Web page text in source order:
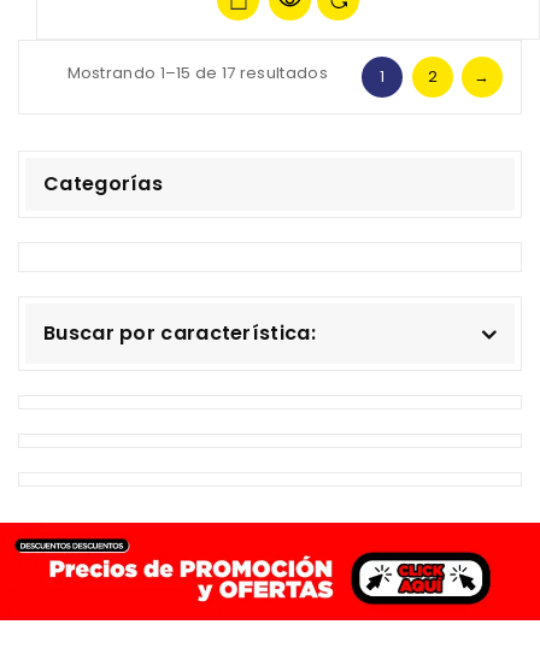
1 2 →
Mostrando 1–15 de 17 resultados
Categorías
Buscar por característica: